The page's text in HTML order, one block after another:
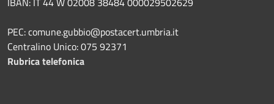
PEC: comune.gubbio@postacert.umbria.it
Centralino Unico: 075 92371
Rubrica telefonica